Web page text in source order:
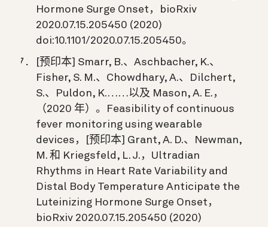
Hormone Surge Onset，bioRxiv
2020.07.15.205450 (2020)
doi:10.1101/2020.07.15.205450。
[预印本] Smarr, B.、Aschbacher, K.、
Fisher, S. M.、Chowdhary, A.、Dilchert,
S.、Puldon, K.……以及 Mason, A. E.，
（2020 年）。Feasibility of continuous
fever monitoring using wearable
devices，[预印本] Grant, A. D.、Newman,
M. 和 Kriegsfeld, L. J.，Ultradian
Rhythms in Heart Rate Variability and
Distal Body Temperature Anticipate the
Luteinizing Hormone Surge Onset，
bioRxiv 2020.07.15.205450 (2020)